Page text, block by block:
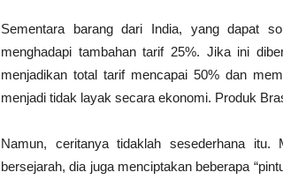
Sementara barang dari India, yang dapat
menghadapi tambahan tarif 25%. Jika ini
menjadikan total tarif mencapai 50% dan
menjadi tidak layak secara ekonomi. Produk
Namun, ceritanya tidaklah sesederhana
bersejarah, dia juga menciptakan beberapa